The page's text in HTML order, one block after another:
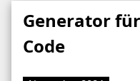
Generator
Code